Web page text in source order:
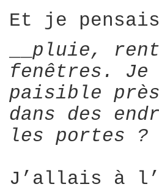
Et je pensais
pluie,
fenêtres. Je
paisible
dans des
les portes ?
J’allais à